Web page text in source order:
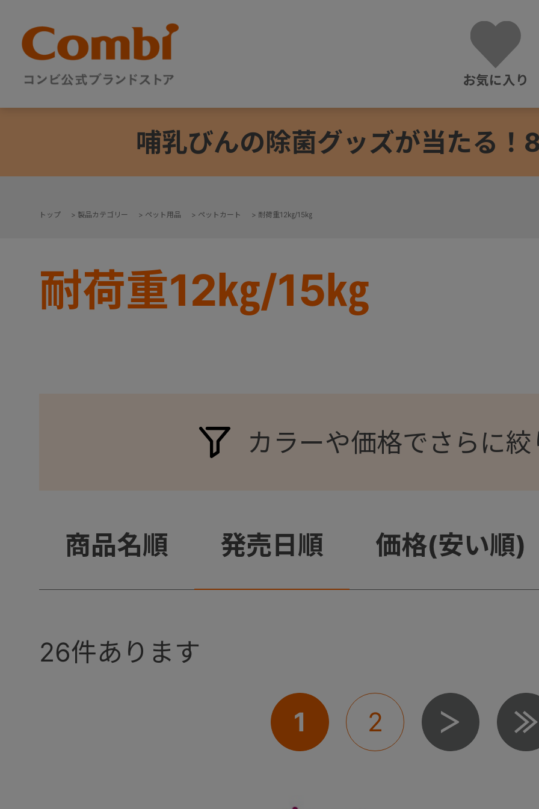
お気に入り
哺乳びんの除菌グッズが当たる
トップ > 製品カテゴリー > ペット用品 > ペットカート > 耐荷重12㎏/15㎏
耐荷重12㎏/15㎏
カラーや価格でさらに
商品名順 発売日順 価格(安い順)
26件あります
1 2